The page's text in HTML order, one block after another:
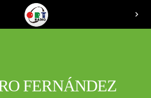
chevron_right
FERNÁNDEZ